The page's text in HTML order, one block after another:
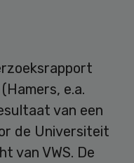
e.a.
van een
de Universiteit
van VWS. De